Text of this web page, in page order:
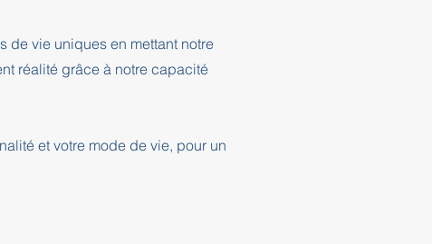
de vie uniques en mettant notre
réalité grâce à notre capacité
et votre mode de vie, pour un